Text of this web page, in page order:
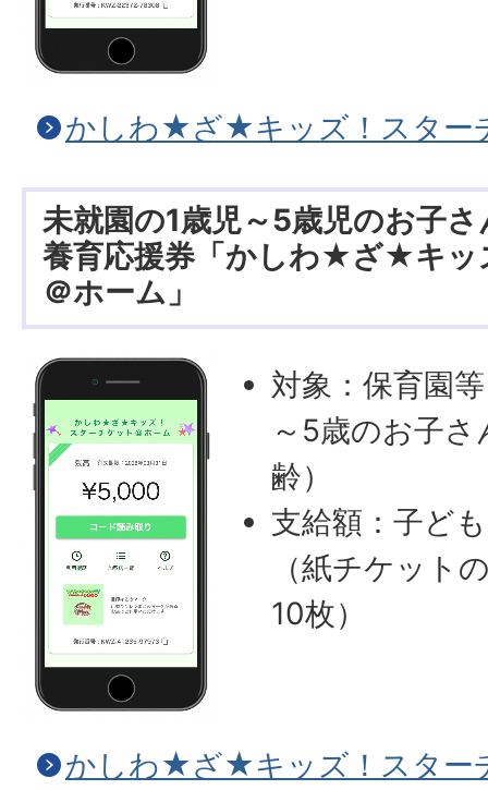
かしわ★ざ★キッズ！スター
未就園の1歳児～5歳児のお子
養育応援券「かしわ★ざ★キッ
＠ホーム」
対象：保育園
～5歳のお子
齢）
支給額：子ど
（紙チケット
10枚）
かしわ★ざ★キッズ！スター